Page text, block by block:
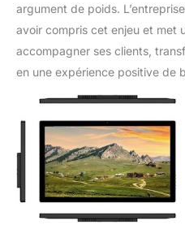
argument de poids.
avoir compris cet enjeu et met
accompagner ses clients,
en une expérience positive de